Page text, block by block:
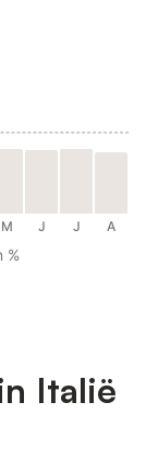
M J J A
%
Italië